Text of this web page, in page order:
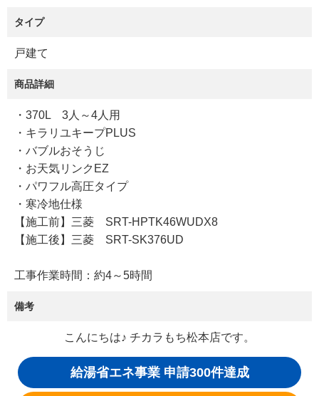
タイプ
戸建て
商品詳細
・370L 3人～4人用
・キラリユキープPLUS
・バブルおそうじ
・お天気リンクEZ
・パワフル高圧タイプ
・寒冷地仕様
【施工前】三菱 SRT-HPTK46WUDX8
【施工後】三菱 SRT-SK376UD
工事作業時間：約4～5時間
備考
こんにちは♪ チカラもち松本店です。
給湯省エネ事業 申請300件達成